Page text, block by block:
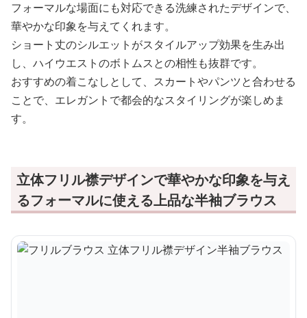
フォーマルな場面にも対応できる洗練されたデザインで、
華やかな印象を与えてくれます。
ショート丈のシルエットがスタイルアップ効果を生み出
し、ハイウエストのボトムスとの相性も抜群です。
おすすめの着こなしとして、スカートやパンツと合わせる
ことで、エレガントで都会的なスタイリングが楽しめま
す。
立体フリル襟デザインで華やかな印象を与え
るフォーマルに使える上品な半袖ブラウス